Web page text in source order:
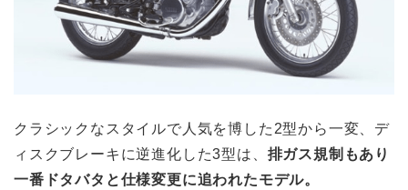
クラシックなスタイルで人気を博した2型から一変、デ
ィスクブレーキに逆進化した3型は、 排ガス規制もあり
一番ドタバタと仕様変更に追われたモデル。